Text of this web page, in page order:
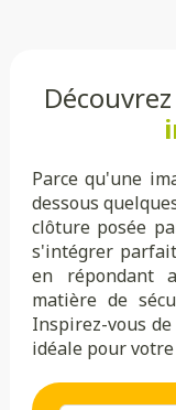
Parce qu'une
dessous
clôture posée
s'intégrer
en répondant
matière de
Inspirez-vous
idéale pour